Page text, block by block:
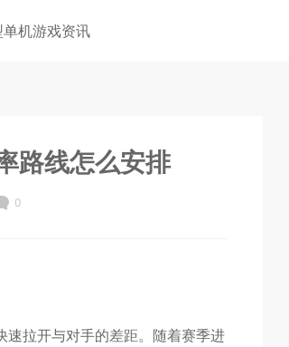
单机游戏资讯
路线怎么安排
0
速拉开与对手的差距。随着赛季进